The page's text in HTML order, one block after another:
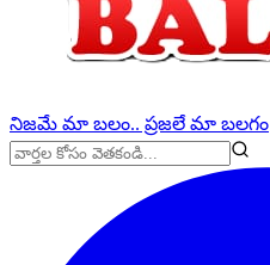
నిజమే మా బలం.. ప్రజలే మా బలగం